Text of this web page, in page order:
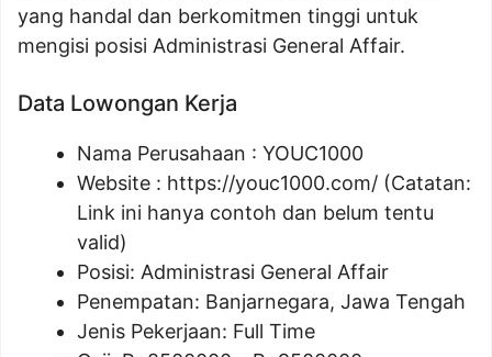
yang handal dan berkomitmen tinggi untuk
mengisi posisi Administrasi General Affair.
Data Lowongan Kerja
Nama Perusahaan : YOUC1000
Website : https://youc1000.com/ (Catatan:
Link ini hanya contoh dan belum tentu
valid)
Posisi: Administrasi General Affair
Penempatan: Banjarnegara, Jawa Tengah
Jenis Pekerjaan: Full Time